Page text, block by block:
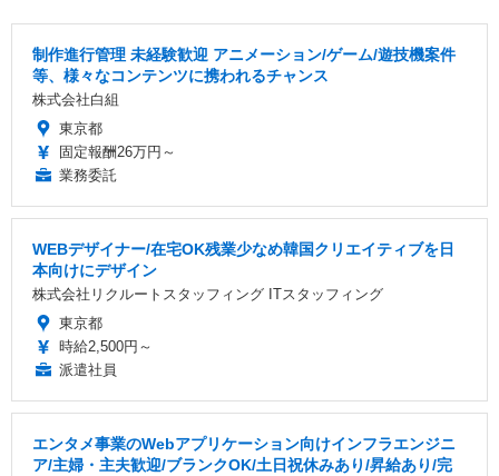
制作進行管理 未経験歓迎 アニメーション/ゲーム/遊技機案件
等、様々なコンテンツに携われるチャンス
株式会社白組
東京都
固定報酬26万円～
業務委託
WEBデザイナー/在宅OK残業少なめ韓国クリエイティブを日
本向けにデザイン
株式会社リクルートスタッフィング ITスタッフィング
東京都
時給2,500円～
派遣社員
エンタメ事業のWebアプリケーション向けインフラエンジニ
ア/主婦・主夫歓迎/ブランクOK/土日祝休みあり/昇給あり/完